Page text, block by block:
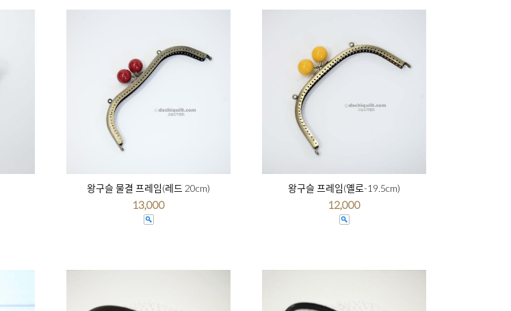
왕구슬 물결 프레임(레드 20cm)
13,000
왕구슬 프레임(옐로-19.5cm)
12,000